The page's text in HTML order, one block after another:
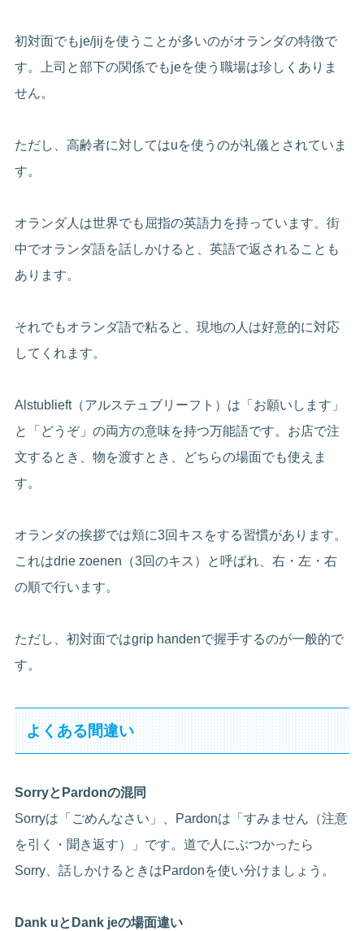
初対面でもje/jijを使うことが多いのがオランダの特徴で
す。上司と部下の関係でもjeを使う職場は珍しくありま
せん。
ただし、高齢者に対してはuを使うのが礼儀とされていま
す。
オランダ人は世界でも屈指の英語力を持っています。街
中でオランダ語を話しかけると、英語で返されることも
あります。
それでもオランダ語で粘ると、現地の人は好意的に対応
してくれます。
Alstublieft（アルステュブリーフト）は「お願いします」
と「どうぞ」の両方の意味を持つ万能語です。お店で注
文するとき、物を渡すとき、どちらの場面でも使えま
す。
オランダの挨拶では頬に3回キスをする習慣があります。
これはdrie zoenen（3回のキス）と呼ばれ、右・左・右
の順で行います。
ただし、初対面ではgrip handenで握手するのが一般的で
す。
よくある間違い
SorryとPardonの混同
Sorryは「ごめんなさい」、Pardonは「すみません（注意
を引く・聞き返す）」です。道で人にぶつかったら
Sorry、話しかけるときはPardonを使い分けましょう。
Dank uとDank jeの場面違い